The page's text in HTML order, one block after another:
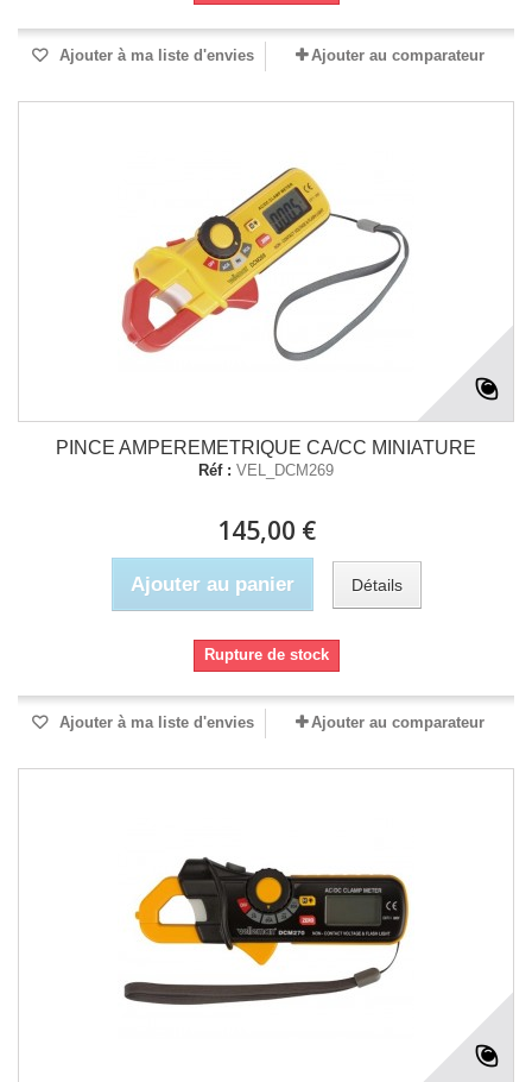
Ajouter à ma liste d'envies Ajouter au comparateur
PINCE AMPEREMETRIQUE CA/CC MINIATURE
Réf : VEL_DCM269
145,00 €
Ajouter au panier Détails
Rupture de stock
Ajouter à ma liste d'envies Ajouter au comparateur